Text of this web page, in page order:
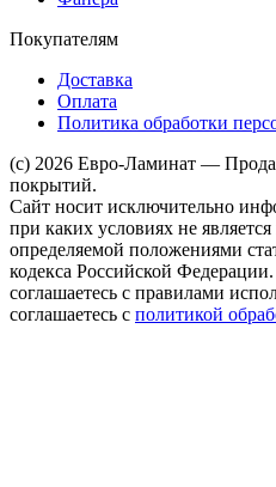
Покупателям
Доставка
Оплата
Политика обработки
(c) 2026 Евро-Ламинат —
покрытий.
Сайт носит исключительно
при каких условиях не
определяемой положениями
кодекса Российской
соглашаетесь с правилами
соглашаетесь с политикой